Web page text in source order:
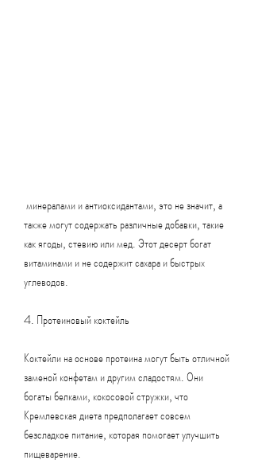
также могут содержать различные добавки, такие
как ягоды, стевию или мед. Этот десерт богат
витаминами и не содержит сахара и быстрых
углеводов.
4. Протеиновый коктейль
Коктейли на основе протеина могут быть отличной
заменой конфетам и другим сладостям. Они
богаты белками, кокосовой стружки, что
Кремлевская диета предполагает совсем
безсладкое питание, которая помогает улучшить
пищеварение.